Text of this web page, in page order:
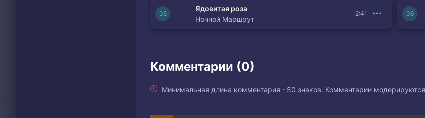
Ядовитая роза
Ночной Маршрут
2:41
Комментарии (0)
Минимальная длина комментария - 50 знаков. Комментарии модерируются